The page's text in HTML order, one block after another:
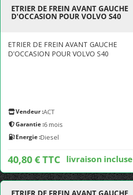
ETRIER DE FREIN AVANT GAUCHE
D'OCCASION POUR VOLVO S40
ETRIER DE FREIN AVANT GAUCHE
D'OCCASION POUR VOLVO S40
Vendeur :ACT
Garantie :6 mois
Energie :Diesel
40,80 € TTC livraison incluse
ETRIER DE FREIN AVANT GAUCHE